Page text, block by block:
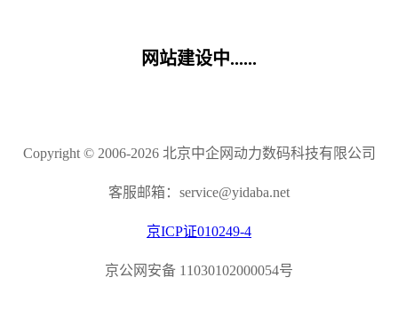
网站建设中......
Copyright © 2006-2026 北京中企网动力数码科技有限公司
客服邮箱：service@yidaba.net
京ICP证010249-4
京公网安备 11030102000054号